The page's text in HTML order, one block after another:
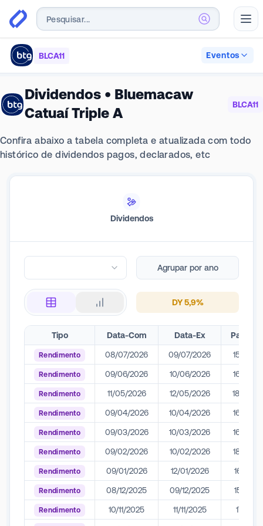
BLCA11 Eventos
Dividendos • Bluemacaw
Catuaí Triple A
BLCA11
Confira abaixo a tabela completa e atualizada com todo
histórico de dividendos pagos, declarados, etc
Dividendos
Agrupar por ano
DY5,9%
Tipo Data-Com Data-Ex
Rendimento 08/07/2026 09/07/2026 15/07/
Rendimento 09/06/2026 10/06/2026 16/06/
Rendimento 11/05/2026 12/05/2026 18/05/
Rendimento 09/04/2026 10/04/2026 16/04/
Rendimento 09/03/2026 10/03/2026 16/03/
Rendimento 09/02/2026 10/02/2026 18/02/
Rendimento 09/01/2026 12/01/2026 16/01/
Rendimento 08/12/2025 09/12/2025 15/12/
Rendimento 10/11/2025 11/11/2025 17/11/